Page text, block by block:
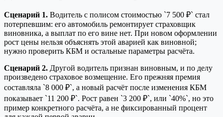
Сценарий 1. Водитель с полисом стоимостью `7 500 ₽` стал
потерпевшим: его автомобиль ремонтирует страховщик
виновника, а выплат по его вине нет. При новом оформлении
рост цены нельзя объяснять этой аварией как виновной;
нужно проверить КБМ и остальные параметры расчёта.
Сценарий 2. Другой водитель признан виновным, и по делу
произведено страховое возмещение. Его прежняя премия
составляла `8 000 ₽`, а новый расчёт после изменения КБМ
показывает `11 200 ₽`. Рост равен `3 200 ₽`, или `40%`, но это
пример конкретного расчёта, а не фиксированный процент